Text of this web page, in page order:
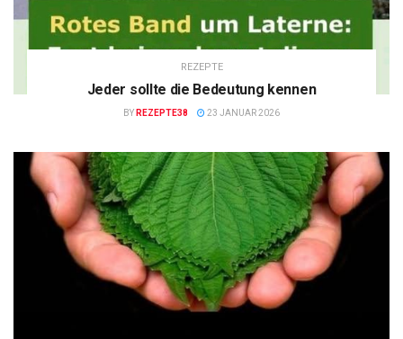
REZEPTE
Jeder sollte die Bedeutung kennen
BY REZEPTE38 23 JANUAR 2026